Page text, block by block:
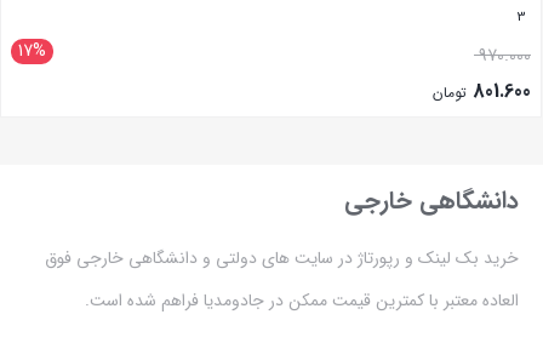
3
17% 970.000
801.600 تومان
دانشگاهی خارجی
خرید بک لینک و رپورتاژ در سایت های دولتی و دانشگاهی خارجی فوق
العاده معتبر با کمترین قیمت ممکن در جادومدیا فراهم شده است.